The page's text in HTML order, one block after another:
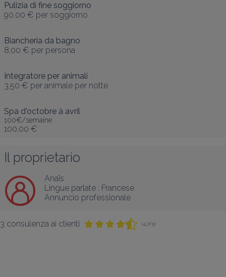
Pulizia di fine soggiorno
90,00 € per soggiorno
Biancheria da bagno
8,00 € per persona
Integratore per animali
3,50 € per animale per notte
Spa d'octobre à avril
100€/semaine
100,00 €
Il proprietario
Anaïs
Lingue parlate : Francese
Annuncio professionale
3 consulenza ai clienti (4,7/5)